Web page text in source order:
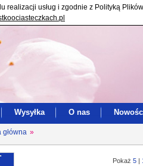
realizacji usług i zgodnie z Polityką
Wysyłka O nas
główna »
Pokaż 5 |